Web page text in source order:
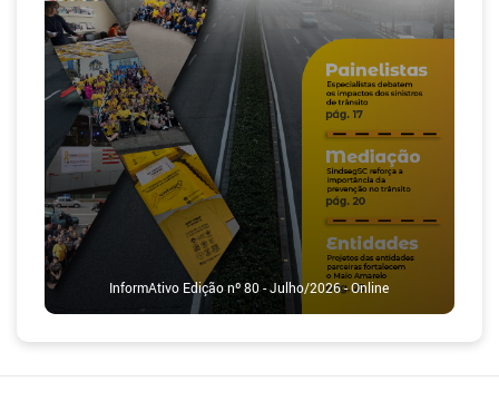
InformAtivo Edição nº 80 - Julho/2026 - Online